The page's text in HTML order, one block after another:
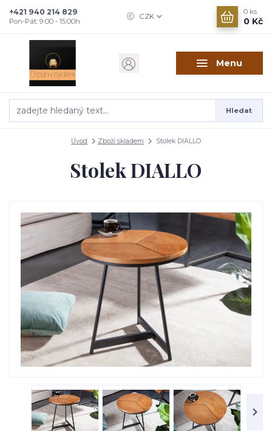
Menu
CZK
Hledat
+421 940 214 829
Pon-Pát: 9:00 - 15:00h
0 ks
0 Kč
Úvod Zboží skladem Stolek DIALLO
Stolek DIALLO